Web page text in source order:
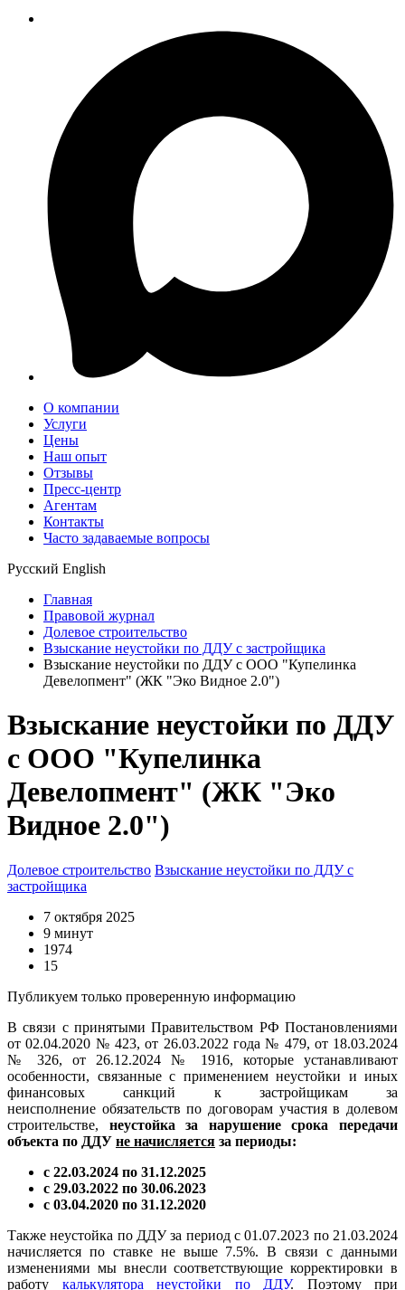
О компании
Услуги
Цены
Наш опыт
Отзывы
Пресс-центр
Агентам
Контакты
Часто задаваемые вопросы
Русский English
Главная
Правовой журнал
Долевое строительство
Взыскание неустойки по ДДУ с застройщика
Взыскание неустойки по ДДУ с ООО "Купелинка
Девелопмент" (ЖК "Эко Видное 2.0")
Взыскание неустойки по ДДУ
с ООО "Купелинка
Девелопмент" (ЖК "Эко
Видное 2.0")
Долевое строительство Взыскание неустойки по ДДУ с
застройщика
7 октября 2025
9 минут
1974
15
Публикуем только проверенную информацию
В связи с принятыми Правительством РФ Постановлениями
от 02.04.2020 № 423, от 26.03.2022 года № 479, от 18.03.2024
№ 326, от 26.12.2024 № 1916, которые устанавливают
особенности, связанные с применением неустойки и иных
финансовых санкций к застройщикам за
неисполнение обязательств по договорам участия в долевом
строительстве, неустойка за нарушение срока передачи
объекта по ДДУ не начисляется за периоды:
с 22.03.2024 по 31.12.2025
с 29.03.2022 по 30.06.2023
с 03.04.2020 по 31.12.2020
Также неустойка по ДДУ за период с 01.07.2023 по 21.03.2024
начисляется по ставке не выше 7.5%. В связи с данными
изменениями мы внесли соответствующие корректировки в
работу калькулятора неустойки по ДДУ. Поэтому при